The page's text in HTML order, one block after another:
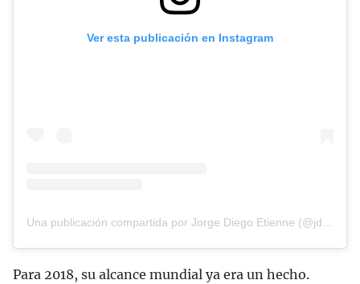
Ver esta publicación en Instagram
Una publicación compartida por Jorge Diego Etienne (@jd_etienne)
Para 2018, su alcance mundial ya era un hecho.